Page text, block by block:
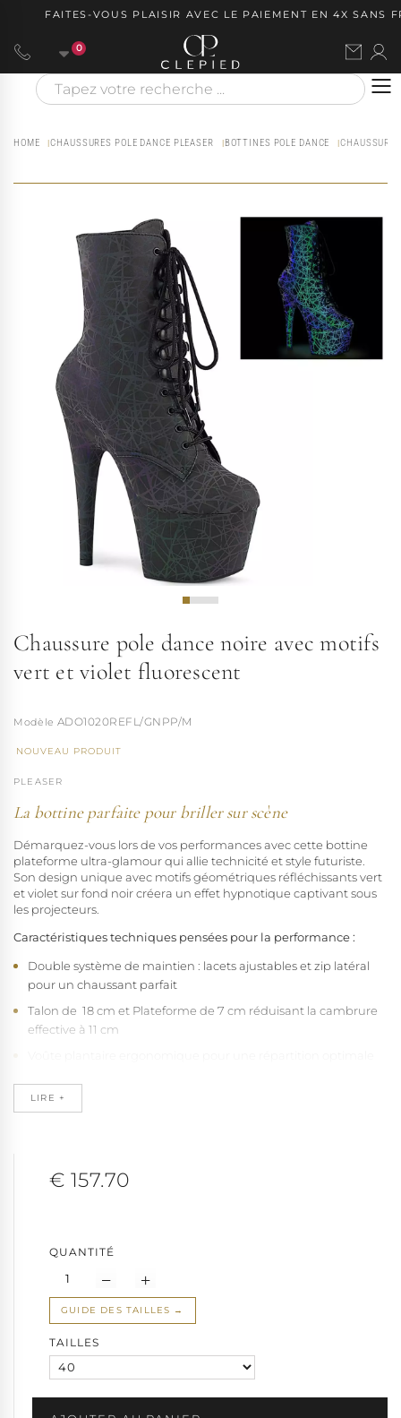
FAITES-VOUS PLAISIR AVEC LE PAIEMENT EN 4X SANS
0
HOME CHAUSSURES POLE DANCE PLEASER BOTTINES POLE DANCE CHAUSSURE
Chaussure pole dance noire avec motifs
vert et violet fluorescent
ADO1020REFL/GNPP/M
NOUVEAU PRODUIT
PLEASER
La bottine parfaite pour briller sur scène
Démarquez-vous lors de vos performances avec cette bottine
plateforme ultra-glamour qui allie technicité et style futuriste.
Son design unique avec motifs géométriques réfléchissants vert
et violet sur fond noir créera un effet hypnotique captivant sous
les projecteurs.
Caractéristiques techniques pensées pour la performance :
Double système de maintien : lacets ajustables et zip latéral
pour un chaussant parfait
Talon de 18 cm et Plateforme de 7 cm réduisant la cambrure
effective à 11 cm
Semelle antidérapante en caoutchouc naturel
emblématique de la collection Adore s'adapte à toutes les
morphologies. Sa construction technique exclusive garantit
vous entraîner chez vous en variant les mouvements. La prise en
et illuminer votre prochain show !
Un conseil précieux :
danseuses pour sa hauteur idéale et sa stabilité, rendra votre
démarche totalement envoûtante. Pour apprivoiser cette
recommandons un apprentissage en douceur à la maison. Vous
LIRE +
€ 157.70
QUANTITÉ
GUIDE DES TAILLES
TAILLES